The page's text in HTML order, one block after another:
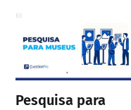
Pesquisa para